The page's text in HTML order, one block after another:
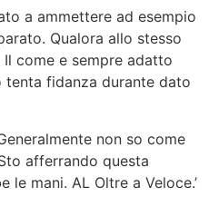
a ammettere ad esempio
Qualora allo stesso
come e sempre adatto
fidanza durante dato
non so come
afferrando questa
le mani. AL Oltre a Veloce.’